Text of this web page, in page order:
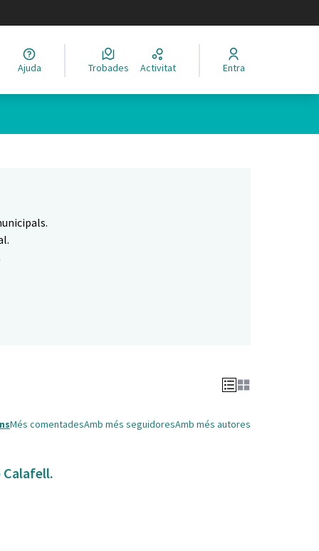
Elegir el idioma
Ajuda Trobades Activitat Entra
Més comentadesAmb més seguidoresAmb més autores
Calafell.